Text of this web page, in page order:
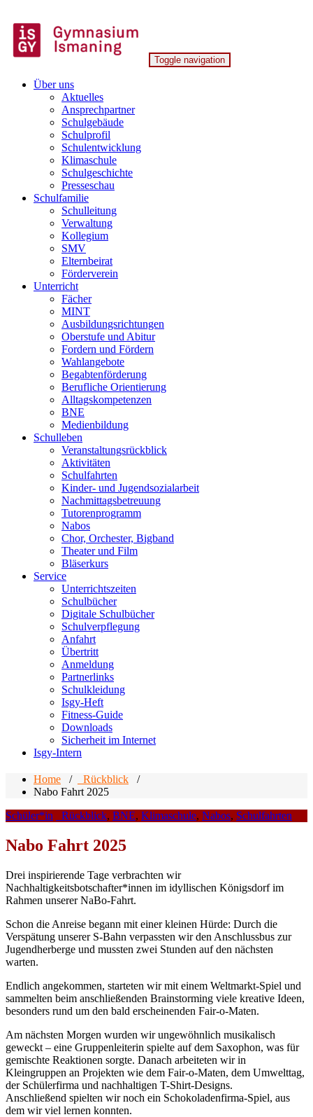
to
content
Gymnasium Ismaning
Toggle navigation
Über uns
Aktuelles
Ansprechpartner
Schulgebäude
Schulprofil
Schulentwicklung
Klimaschule
Schulgeschichte
Presseschau
Schulfamilie
Schulleitung
Verwaltung
Kollegium
SMV
Elternbeirat
Förderverein
Unterricht
Fächer
MINT
Ausbildungsrichtungen
Oberstufe und Abitur
Fordern und Fördern
Wahlangebote
Begabtenförderung
Berufliche Orientierung
Alltagskompetenzen
BNE
Medienbildung
Schulleben
Veranstaltungsrückblick
Aktivitäten
Schulfahrten
Kinder- und Jugendsozialarbeit
Nachmittagsbetreuung
Tutorenprogramm
Nabos
Chor, Orchester, Bigband
Theater und Film
Bläserkurs
Service
Unterrichtszeiten
Schulbücher
Digitale Schulbücher
Schulverpflegung
Anfahrt
Übertritt
Anmeldung
Partnerlinks
Schulkleidung
Isgy-Heft
Fitness-Guide
Downloads
Sicherheit im Internet
Isgy-Intern
Home / _Rückblick /
Nabo Fahrt 2025
Schüler*in
_Rückblick, BNE, Klimaschule, Nabos, Schulfahrten
Nabo Fahrt 2025
Drei inspirierende Tage verbrachten wir
Nachhaltigkeitsbotschafter*innen im idyllischen Königsdorf im
Rahmen unserer NaBo-Fahrt.
Schon die Anreise begann mit einer kleinen Hürde: Durch die
Verspätung unserer S-Bahn verpassten wir den Anschlussbus zur
Jugendherberge und mussten zwei Stunden auf den nächsten
warten.
Endlich angekommen, starteten wir mit einem Weltmarkt-Spiel und
sammelten beim anschließenden Brainstorming viele kreative Ideen,
besonders rund um den bald erscheinenden Fair-o-Maten.
Am nächsten Morgen wurden wir ungewöhnlich musikalisch
geweckt – eine Gruppenleiterin spielte auf dem Saxophon, was für
gemischte Reaktionen sorgte. Danach arbeiteten wir in
Kleingruppen an Projekten wie dem Fair-o-Maten, dem Umwelttag,
der Schülerfirma und nachhaltigen T-Shirt-Designs.
Anschließend spielten wir noch ein Schokoladenfirma-Spiel, aus
dem wir viel lernen konnten.